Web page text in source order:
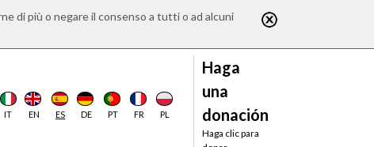
di più o negare il consenso a tutti o ad alcuni
IT EN ES DE PT FR PL
Haga
una
donación
Haga clic para